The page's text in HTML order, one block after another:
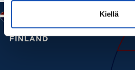
Kiellä